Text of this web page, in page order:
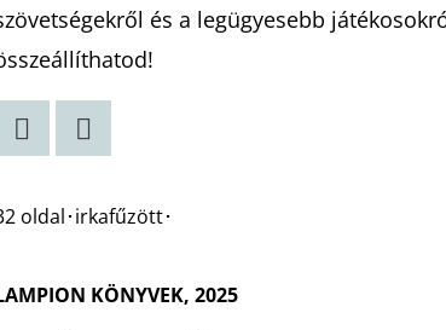
és a legügyesebb
oldal･irkafűzött･
KÖNYVEK, 2025